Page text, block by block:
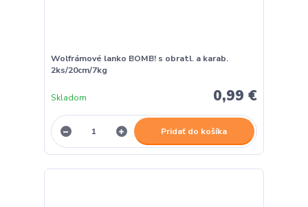
Wolfrámové lanko BOMB! s obratl. a karab.
2ks/20cm/7kg
0,99 €
Skladom
Pridať do košíka